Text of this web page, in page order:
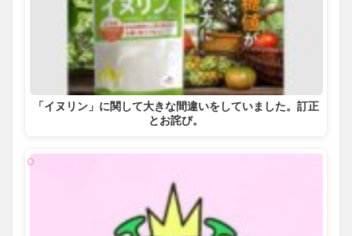
「イヌリン」に関して大きな間違いをしていました。訂正
とお詫び。